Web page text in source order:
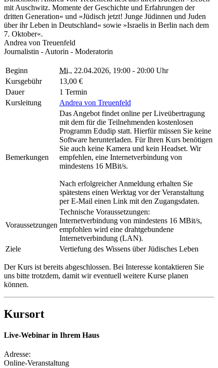
mit Auschwitz. Momente der Geschichte und Erfahrungen der
dritten Generation« und »Jüdisch jetzt! Junge Jüdinnen und Juden
über ihr Leben in Deutschland« sowie »Israelis in Berlin nach dem
7. Oktober«.
Andrea von Treuenfeld
Journalistin - Autorin - Moderatorin
Beginn Mi., 22.04.2026, 19:00 - 20:00 Uhr
Kursgebühr
13,00 €
Dauer
1 Termin
Kursleitung
Andrea von Treuenfeld
Bemerkungen
Das Angebot findet online per Liveübertragung
mit dem für die Teilnehmenden kostenlosen
Programm Edudip statt. Hierfür müssen Sie keine
Software herunterladen. Für Ihren Kurs benötigen
Sie auch keine Kamera und kein Headset. Wir
empfehlen, eine Internetverbindung von
mindestens 16 MBit/s.
Nach erfolgreicher Anmeldung erhalten Sie
spätestens einen Werktag vor der Veranstaltung
per E-Mail einen Link mit den Zugangsdaten.
Voraussetzungen
Technische Voraussetzungen:
Internetverbindung von mindestens 16 MBit/s,
empfohlen wird eine drahtgebundene
Internetverbindung (LAN).
Ziele
Vertiefung des Wissens über Jüdisches Leben
Der Kurs ist bereits abgeschlossen. Bei Interesse kontaktieren Sie
uns bitte trotzdem, damit wir eventuell weitere Kurse planen
können.
Kursort
Live-Webinar in Ihrem Haus
Adresse:
Online-Veranstaltung